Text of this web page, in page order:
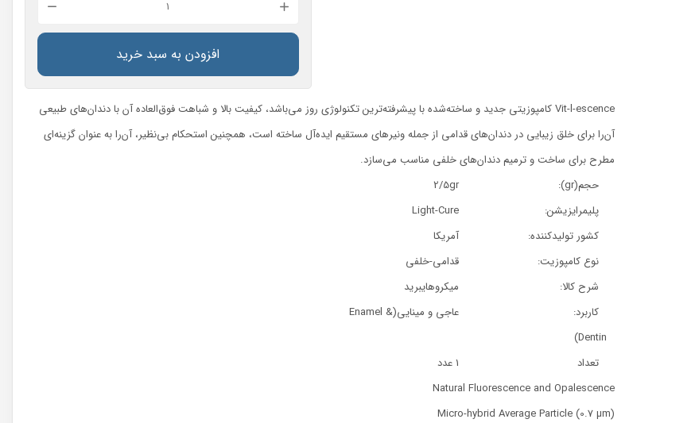
عدد
افزودن به سبد خرید
Vit-l-escence كامپوزيتي جديد و ساخته‌شده با پيشرفته‌ترين تكنولوژي روز مي‌باشد، كيفيت بالا و شباهت فوق‌العاده آن با دندان‌هاي طبيعي
آن‌را براي خلق زيبايي در دندان‌هاي قدامي از جمله ونيرهاي مستقيم ايده‌آل ساخته است، همچنين استحكام بي‌نظير، آن‌را به عنوان گزينه‌اي
مطرح براي ساخت و ترميم دندان‌هاي خلفي مناسب مي‌سازد.
حجم(gr):
2/5gr
پلیمرایزیشن:
Light-Cure
کشور تولیدکننده:
آمریکا
نوع کامپوزیت:
قدامی-خلفی
شرح کالا:
میکروهایبرید
کاربرد:
عاجی و مینایی(Enamel &
Dentin)
تعداد
1 عدد
Natural Fluorescence and Opalescence
Micro-hybrid Average Particle (0.7 µm)